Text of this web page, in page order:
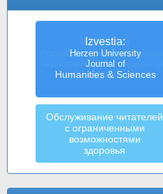
Izvestia:
Herzen University
Journal of
Humanities & Sciences
Обслуживание читателей
с ограниченными
возможностями
здоровья